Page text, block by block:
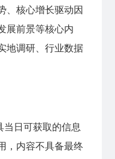
、核心增长驱动因
展前景等核心内
地调研、行业数据
日可获取的信息
，内容不具备最终